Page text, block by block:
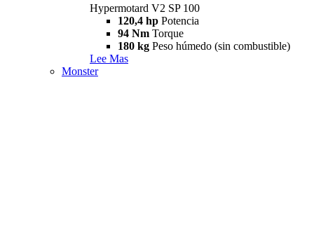
Hypermotard V2 SP 100
120,4 hp Potencia
94 Nm Torque
180 kg Peso húmedo (sin combustible)
Lee Mas
Monster